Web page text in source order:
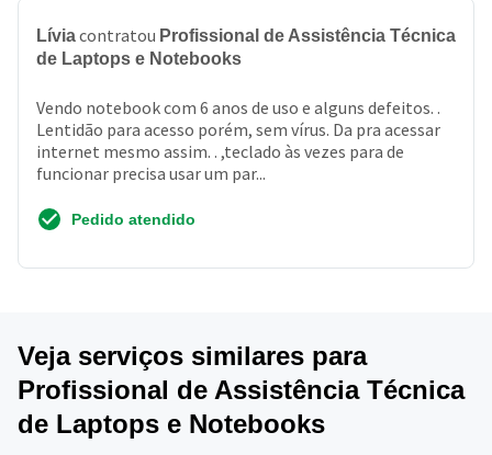
Líviacontratou Profissional de Assistência Técnica
de Laptops e Notebooks
Vendo notebook com 6 anos de uso e alguns defeitos. .
Lentidão para acesso porém, sem vírus. Da pra acessar
internet mesmo assim. . ,teclado às vezes para de
funcionar precisa usar um par...
Pedido atendido
Veja serviços similares para
Profissional de Assistência Técnica
de Laptops e Notebooks